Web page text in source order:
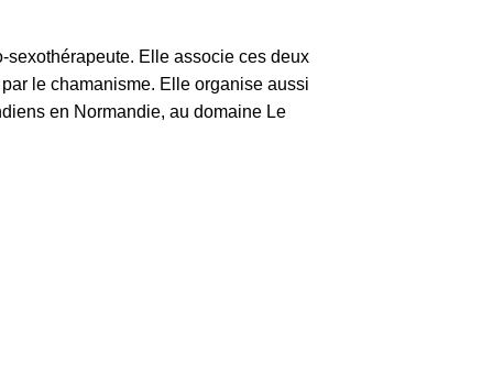
Elle associe ces deux
le chamanisme. Elle organise aussi
en Normandie, au domaine Le